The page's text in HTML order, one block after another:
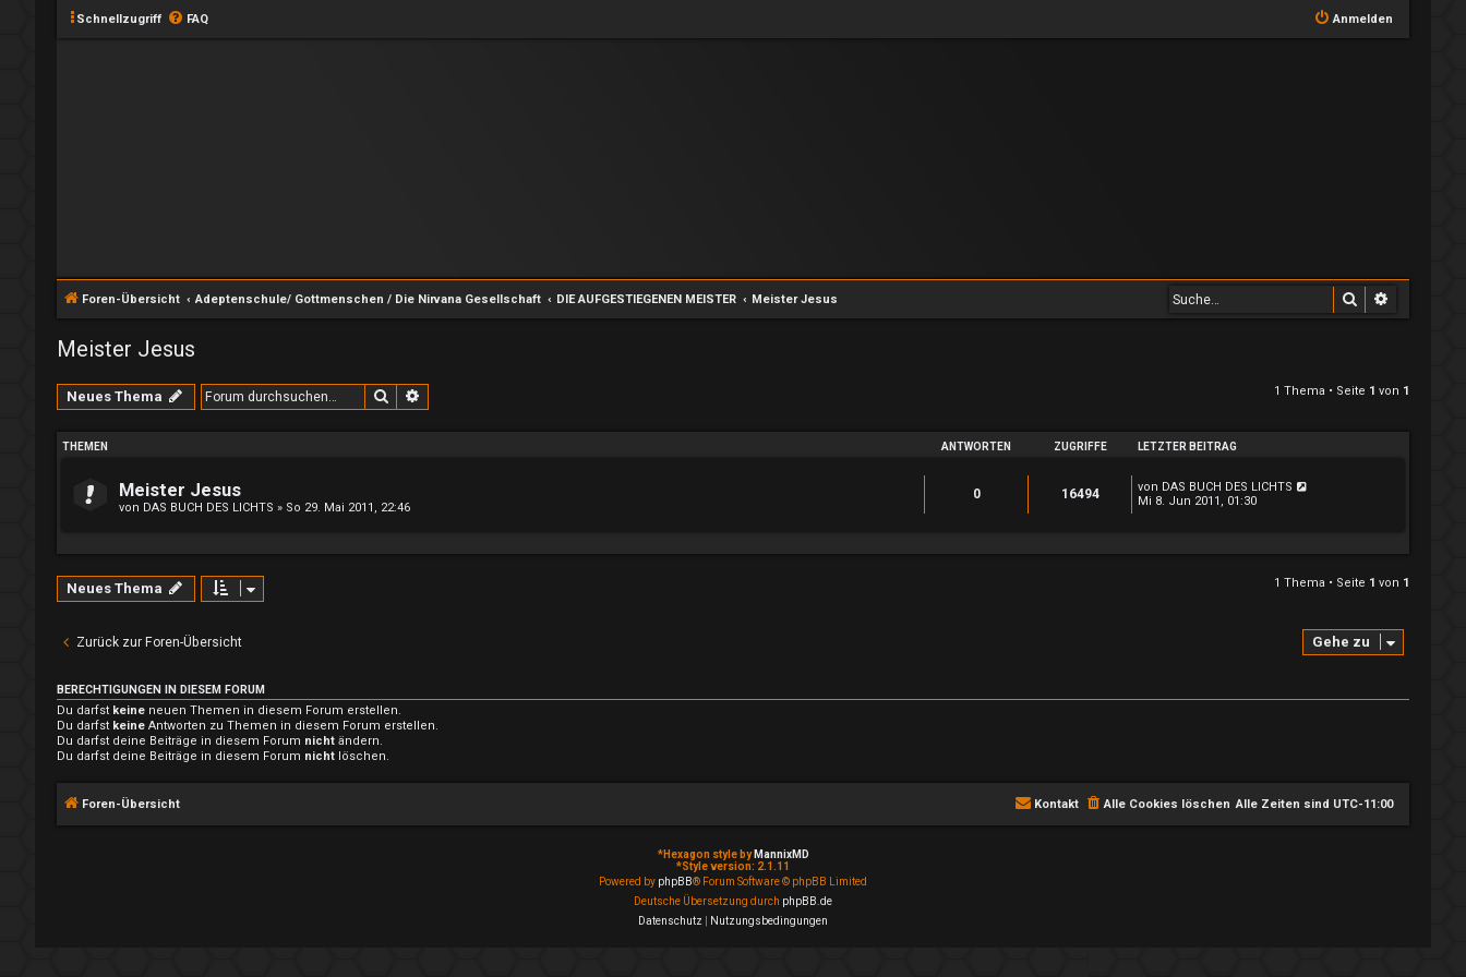
Schnellzugriff FAQ Anmelden
Foren-Übersicht Adeptenschule/ Gottmenschen / Die Nirvana Gesellschaft DIE AUFGESTIEGENEN MEISTER Meister Jesus Suche
Meister Jesus
Neues Thema Suche 1 Thema • Seite 1 von 1
THEMEN ANTWORTEN ZUGRIFFE LETZTER BEITRAG
Meister Jesus
von DAS BUCH DES LICHTS » So 29. Mai 2011, 22:46
0 16494 von DAS BUCH DES LICHTS
Mi 8. Jun 2011, 01:30
Neues Thema 1 Thema • Seite 1 von 1
Zurück zur Foren-Übersicht Gehe zu
BERECHTIGUNGEN IN DIESEM FORUM
Du darfst keine neuen Themen in diesem Forum erstellen.
Du darfst keine Antworten zu Themen in diesem Forum erstellen.
Du darfst deine Beiträge in diesem Forum nicht ändern.
Du darfst deine Beiträge in diesem Forum nicht löschen.
Foren-Übersicht Alle Zeiten sind UTC-11:00
Alle Cookies löschen
Kontakt
*Hexagon style by MannixMD
*Style version: 2.1.11
Powered by phpBB® Forum Software © phpBB Limited
Deutsche Übersetzung durch phpBB.de
Datenschutz
Nutzungsbedingungen